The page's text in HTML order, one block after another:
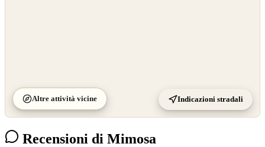
Altre attività vicine Indicazioni stradali
Recensioni di Mimosa